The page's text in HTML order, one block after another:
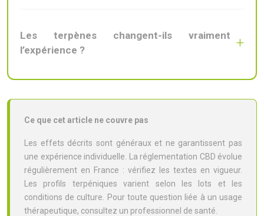
Les terpènes changent-ils vraiment
l’expérience ?
Ce que cet article ne couvre pas
Les effets décrits sont généraux et ne garantissent pas
une expérience individuelle. La réglementation CBD évolue
régulièrement en France : vérifiez les textes en vigueur.
Les profils terpéniques varient selon les lots et les
conditions de culture. Pour toute question liée à un usage
thérapeutique, consultez un professionnel de santé.